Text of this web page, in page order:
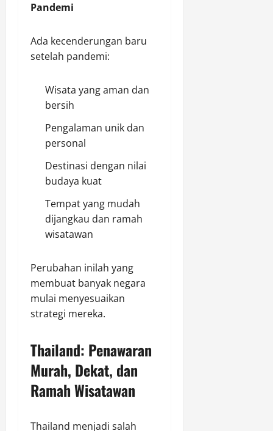
Pandemi
Ada kecenderungan baru
setelah pandemi:
Wisata yang aman dan
bersih
Pengalaman unik dan
personal
Destinasi dengan nilai
budaya kuat
Tempat yang mudah
dijangkau dan ramah
wisatawan
Perubahan inilah yang
membuat banyak negara
mulai menyesuaikan
strategi mereka.
Thailand: Penawaran
Murah, Dekat, dan
Ramah Wisatawan
Thailand menjadi salah